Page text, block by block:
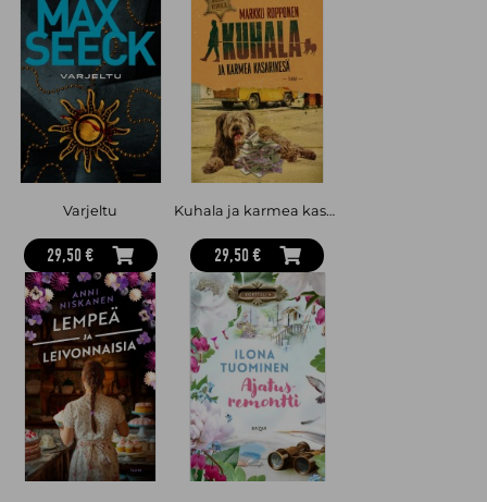
Varjeltu
29,50 €
Kuhala ja karmea kasarikesä
29,50 €